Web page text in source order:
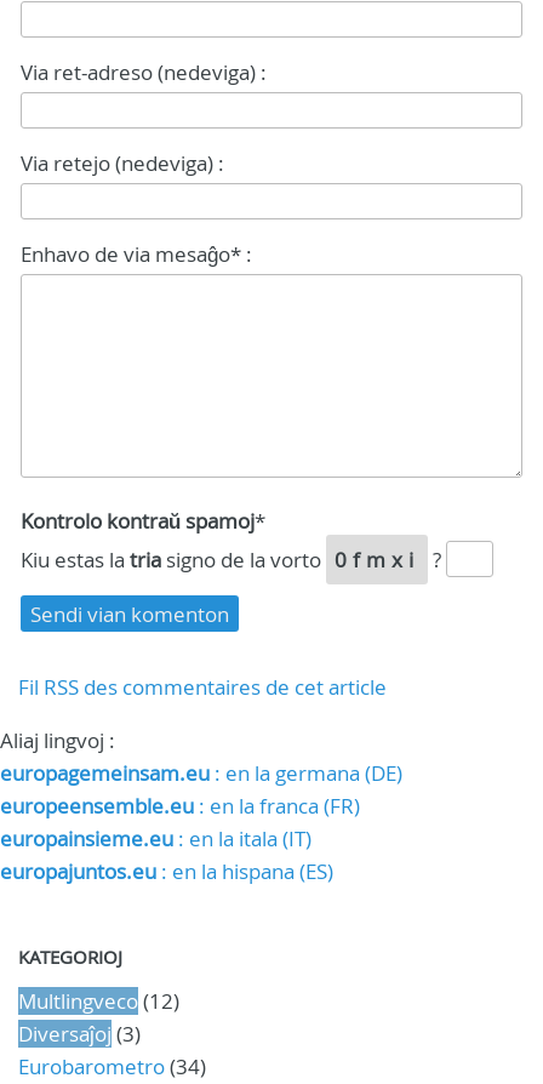
Via ret-adreso (nedeviga) :
Via retejo (nedeviga) :
Enhavo de via mesaĝo* :
Kontrolo kontraŭ spamoj*
Kiu estas la tria signo de la vorto 0fmxi ?
Fil RSS des commentaires de cet article
Aliaj lingvoj :
europagemeinsam.eu : en la germana (DE)
europeensemble.eu : en la franca (FR)
europainsieme.eu : en la itala (IT)
europajuntos.eu : en la hispana (ES)
KATEGORIOJ
Multlingveco(12)
Diversaĵoj (3)
Eurobarometro(34)